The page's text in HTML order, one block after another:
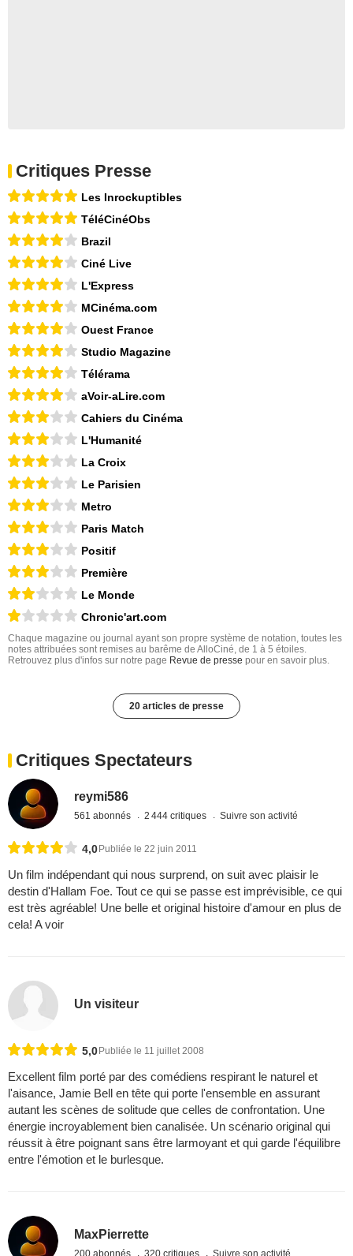
Critiques Presse
Les Inrockuptibles
TéléCinéObs
Brazil
Ciné Live
L'Express
MCinéma.com
Ouest France
Studio Magazine
Télérama
aVoir-aLire.com
Cahiers du Cinéma
L'Humanité
La Croix
Le Parisien
Metro
Paris Match
Positif
Première
Le Monde
Chronic'art.com
Chaque magazine ou journal ayant son propre système de notation, toutes les
notes attribuées sont remises au barême de AlloCiné, de 1 à 5 étoiles.
Retrouvez plus d'infos sur notre page Revue de presse pour en savoir plus.
20 articles de presse
Critiques Spectateurs
reymi586
561 abonnés 2 444 critiques Suivre son activité
4,0Publiée le 22 juin 2011
Un film indépendant qui nous surprend, on suit avec plaisir le
destin d'Hallam Foe. Tout ce qui se passe est imprévisible, ce qui
est très agréable! Une belle et original histoire d'amour en plus de
cela! A voir
Un visiteur
5,0 Publiée le 11 juillet 2008
Excellent film porté par des comédiens respirant le naturel et
l'aisance, Jamie Bell en tête qui porte l'ensemble en assurant
autant les scènes de solitude que celles de confrontation. Une
énergie incroyablement bien canalisée. Un scénario original qui
réussit à être poignant sans être larmoyant et qui garde l'équilibre
entre l'émotion et le burlesque.
MaxPierrette
200 abonnés 320 critiques Suivre son activité